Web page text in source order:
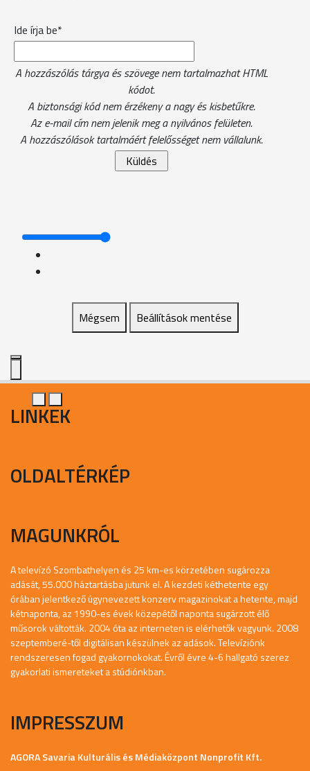
Ide írja be*
A hozzászólás tárgya és szövege nem tartalmazhat HTML
kódot.
A biztonsági kód nem érzékeny a nagy és kisbetűkre.
Az e-mail cím nem jelenik meg a nyilvános felületen.
A hozzászólások tartalmáért felelősséget nem vállalunk.
Mégsem Beállítások mentése
LINKEK
OLDALTÉRKÉP
MAGUNKRÓL
A televízó Szombathelyen és 25 km-es körzetében sugározza
adását, 55.000 háztartásba jutunk el. A kezdeti kéthetente egy
órában jelentkező úgynevezett konzerv magazinokat a hetente, majd
kétnaponta, az 1990-es évek közepétől naponta sugárzott élő
műsorok váltották. 2004 óta az interneten is elérhetők vagyunk. 2008
szeptemberé-től digitálisan készülnek az adások. Televíziónk
rendszeresen fogad gyakornokokat. Évről évre 4-6 hallgató szerez
gyakorlati ismereteket a stúdiónkban.
IMPRESSZUM
AGORA Savaria Kulturális és Médiaközpont Nonprofit Kft.